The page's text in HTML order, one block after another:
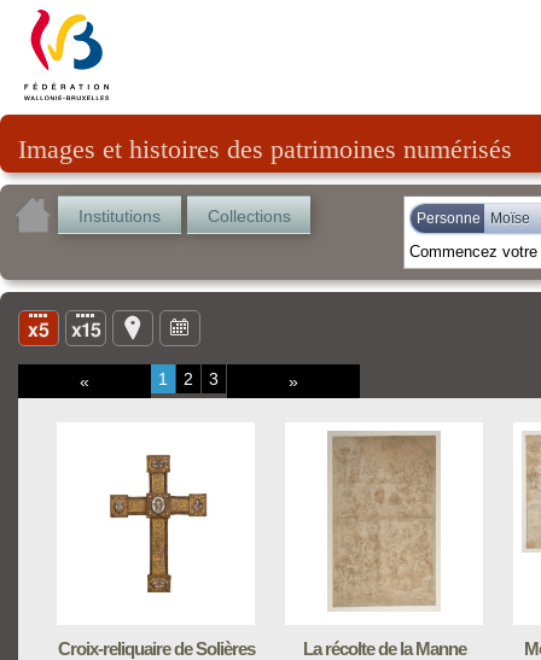
Images et histoires des patrimoines numérisés
Institutions Collections Personne Moïse
« 1 2 3 »
Croix-reliquaire de Solières
La récolte de la Manne